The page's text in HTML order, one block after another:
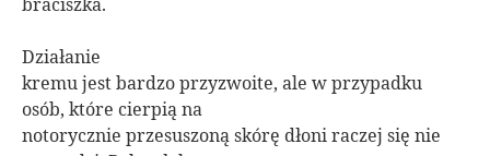
braciszka.
Działanie
kremu jest bardzo przyzwoite, ale w przypadku
osób, które cierpią na
notorycznie przesuszoną skórę dłoni raczej się nie